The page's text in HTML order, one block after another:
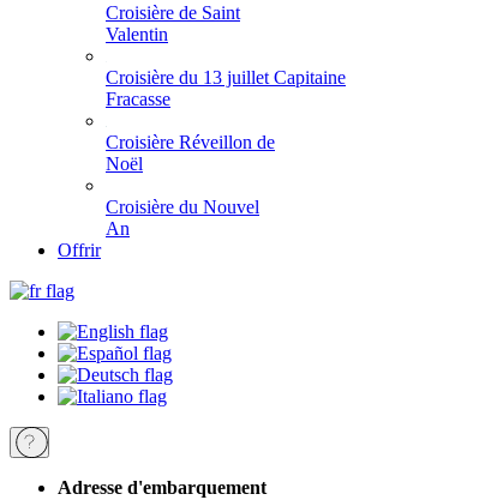
Croisière de Saint
Valentin
Croisière du 13 juillet Capitaine
Fracasse
Croisière Réveillon de
Noël
Croisière du Nouvel
An
Offrir
Adresse d'embarquement